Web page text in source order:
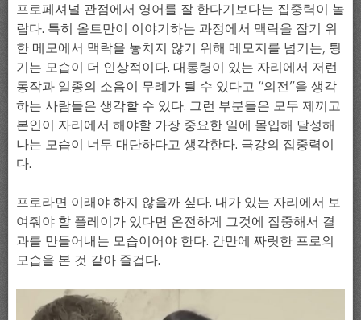
프로페셔널 관점에서 영어를 잘 한다기보다는 집중력이 놀
랍다. 특히 올트만이 이야기하는 과정에서 맥락을 잡기 위
한 메모에서 맥락을 놓치지 않기 위해 메모지를 넘기는, 튕
기는 모습이 더 인상적이다. 대통령이 있는 자리에서 저런
동작과 일종의 소음이 무례가 될 수 있다고 “의전”을 생각
하는 사람들은 생각할 수 있다. 그런 부분들은 모두 제끼고
본인이 자리에서 해야할 가장 중요한 일에 몰입해 달성해
나는 모습이 너무 대단하다고 생각한다. 극강의 집중력이
다.
프로라면 이래야 하지 않을까 싶다. 내가 있는 자리에서 보
여줘야 할 플레이가 있다면 온전하게 그것에 집중해서 결
과를 만들어내는 모습이어야 한다. 간만에 짜릿한 프로의
모습을 본 것 같아 즐겁다.